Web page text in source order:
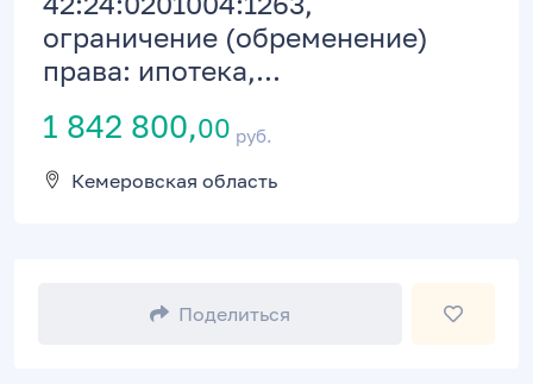
ограничение (обременение)
права: ипотека,...
1 842 800,00 руб.
Кемеровская область
Поделиться